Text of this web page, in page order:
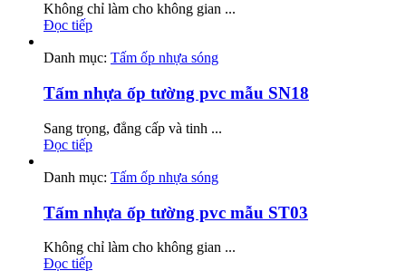
Không chỉ làm cho không gian ...
Đọc tiếp
Danh mục: Tấm ốp nhựa sóng
Tấm nhựa ốp tường pvc mẫu SN18
Sang trọng, đẳng cấp và tinh ...
Đọc tiếp
Danh mục: Tấm ốp nhựa sóng
Tấm nhựa ốp tường pvc mẫu ST03
Không chỉ làm cho không gian ...
Đọc tiếp